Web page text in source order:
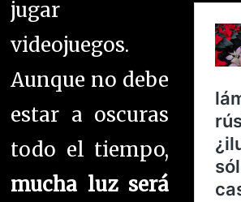
jugar
videojuegos.
Aunque no debe
estar a oscuras
todo el tiempo,
mucha luz será